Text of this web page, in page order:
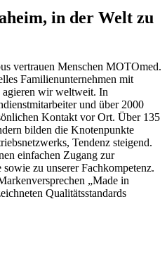
in der Welt zu
vertrauen Menschen MOTOmed.
Familienunternehmen mit
agieren wir weltweit. In
und über 2000
Kontakt vor Ort. Über 135
bilden die Knotenpunkte
Tendenz steigend.
einfachen Zugang zur
zu unserer Fachkompetenz.
„Made in
Qualitätsstandards